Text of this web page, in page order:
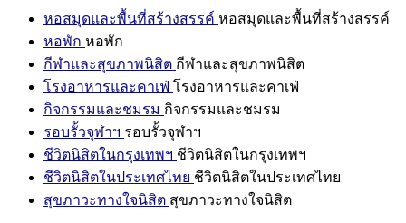
หอสมุดและพื้นที่สร้างสรรค์ หอสมุดและพื้นที่สร้างสรรค์
หอพัก หอพัก
กีฬาและสุขภาพนิสิต กีฬาและสุขภาพนิสิต
โรงอาหารและคาเฟ่ โรงอาหารและคาเฟ่
กิจกรรมและชมรม กิจกรรมและชมรม
รอบรั้วจุฬาฯ รอบรั้วจุฬาฯ
ชีวิตนิสิตในกรุงเทพฯ ชีวิตนิสิตในกรุงเทพฯ
ชีวิตนิสิตในประเทศไทย ชีวิตนิสิตในประเทศไทย
สุขภาวะทางใจนิสิต สุขภาวะทางใจนิสิต